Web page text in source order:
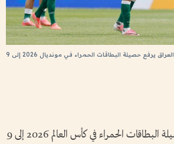
العراق يرفع حصيلة البطاقات الحمراء في مونديال 2026 إلى 9
رفع منتخب العراق حصيلة البطاقات الحمراء في كأس العالم 2026 إلى 9